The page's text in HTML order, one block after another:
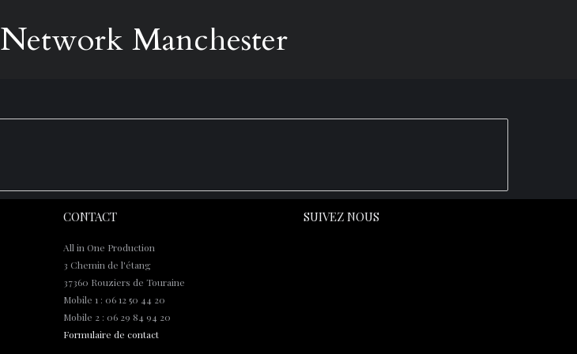
Manchester
CONTACT
All in One Production
3 Chemin de l'étang
37360 Rouziers de Touraine
Mobile 1 : 06 12 50 44 20
Mobile 2 : 06 29 84 94 20
Formulaire de contact
SUIVEZ NOUS